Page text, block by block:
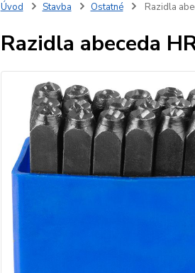
Úvod Stavba Ostatné Razidla
Razidla abeceda